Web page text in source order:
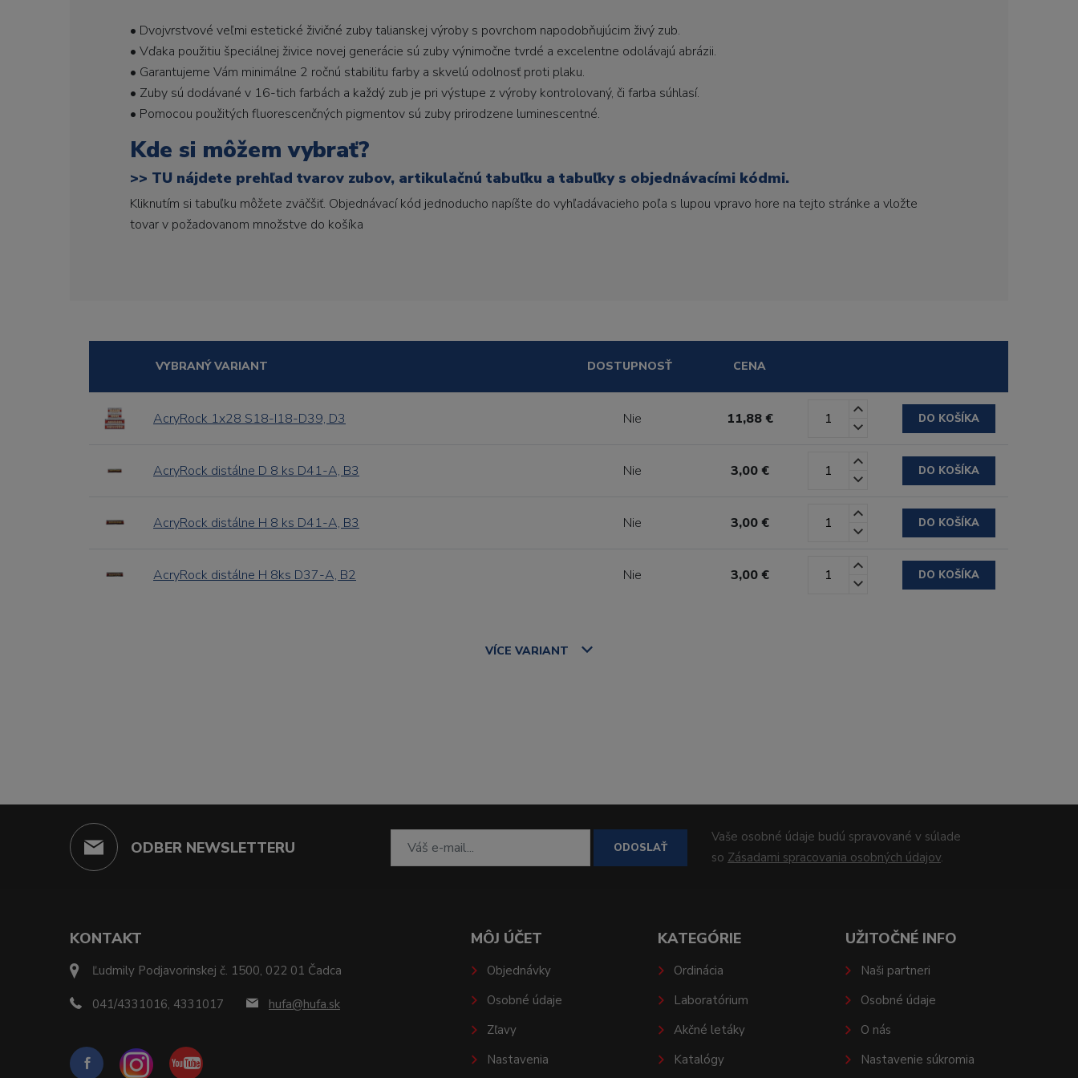
• Dvojvrstvové veľmi estetické živičné zuby talianskej výroby s povrchom napodobňujúcim živý zub.
• Vďaka použitiu špeciálnej živice novej generácie sú zuby výnimočne tvrdé a excelentne odolávajú abrázii.
• Garantujeme Vám minimálne 2 ročnú stabilitu farby a skvelú odolnosť proti plaku.
• Zuby sú dodávané v 16-tich farbách a každý zub je pri výstupe z výroby kontrolovaný, či farba súhlasí.
• Pomocou použitých fluorescenčných pigmentov sú zuby prirodzene luminescentné.
Kde si môžem vybrať?
>> TU nájdete prehľad tvarov zubov, artikulačnú tabuľku a tabuľky s objednávacími kódmi.
Kliknutím si tabuľku môžete zväčšiť. Objednávací kód jednoducho napíšte do vyhľadávacieho poľa s lupou vpravo hore na tejto stránke a vložte
tovar v požadovanom množstve do košíka
VYBRANÝ VARIANT DOSTUPNOSŤ CENA
AcryRock 1x28 S18-I18-D39, D3 Nie 11,88 € DO KOŠÍKA
AcryRock distálne D 8 ks D41-A, B3 Nie 3,00 € DO KOŠÍKA
AcryRock distálne H 8 ks D41-A, B3 Nie 3,00 € DO KOŠÍKA
AcryRock distálne H 8ks D37-A, B2 Nie 3,00 € DO KOŠÍKA
VÍCE VARIANT
ODBER NEWSLETTERU ODOSLAŤ
Vaše osobné údaje budú spravované v súlade
so Zásadami spracovania osobných údajov.
KONTAKT
Ľudmily Podjavorinskej č. 1500, 022 01 Čadca
041/4331016, 4331017 hufa@hufa.sk
MÔJ ÚČET
Objednávky
Osobné údaje
Zľavy
Nastavenia
KATEGÓRIE
Ordinácia
Laboratórium
Akčné letáky
Katalógy
UŽITOČNÉ INFO
Naši partneri
Osobné údaje
O nás
Nastavenie súkromia